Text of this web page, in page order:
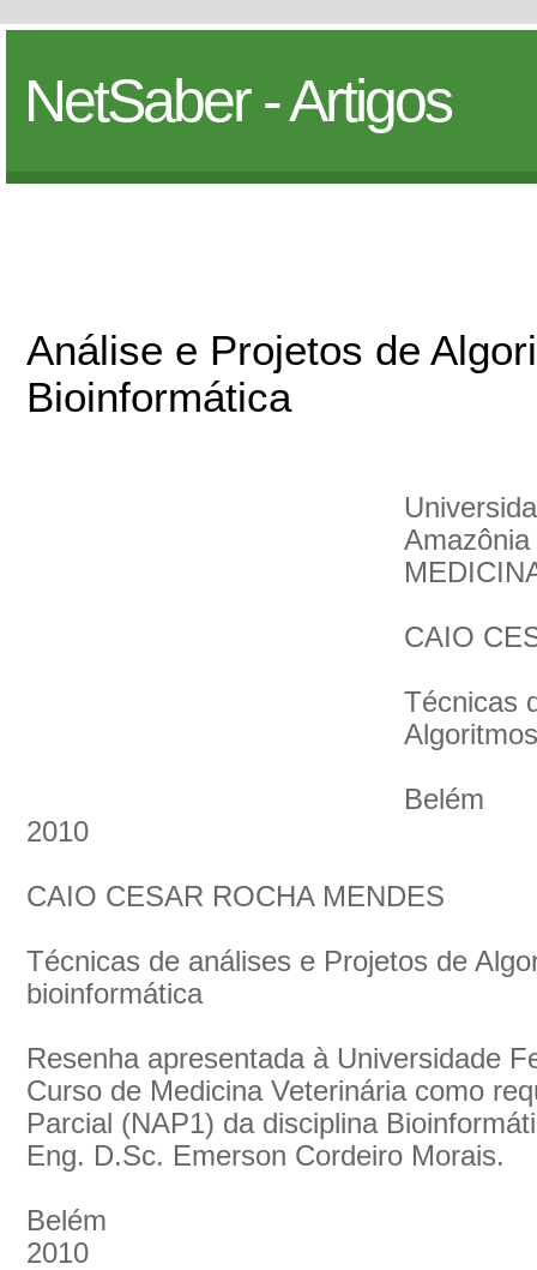
NetSaber - Artigos
Análise e Projetos de
Bioinformática
CAIO
Técnicas
Belém
2010
CAIO CESAR ROCHA MENDES
Técnicas de análises e Projetos de
bioinformática
Resenha apresentada à Universidade
Curso de Medicina Veterinária como
Parcial (NAP1) da disciplina
Eng. D.Sc. Emerson Cordeiro Morais.
Belém
2010